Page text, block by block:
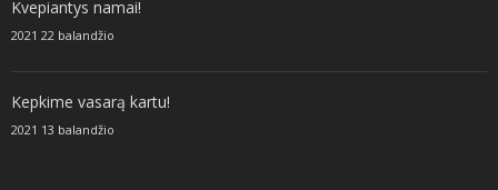
Kvepiantys namai!
2021 22 balandžio
Kepkime vasarą kartu!
2021 13 balandžio